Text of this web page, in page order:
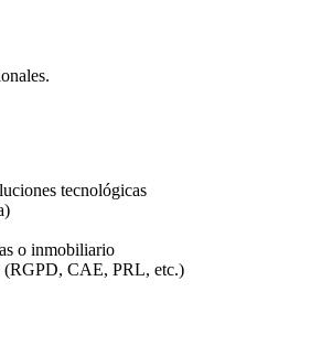
tecnológicas
o inmobiliario
(RGPD, CAE, PRL, etc.)